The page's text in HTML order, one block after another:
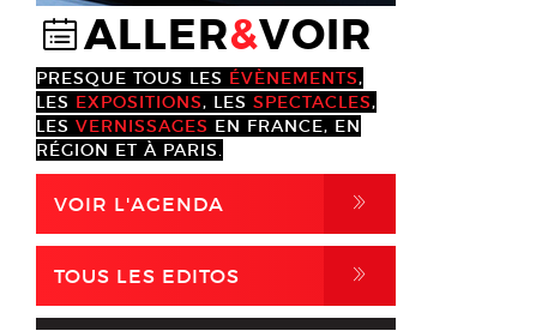
@ALLER&VOIR
PRESQUE TOUS LES ÉVÈNEMENTS,
LES EXPOSITIONS, LES SPECTACLES,
LES VERNISSAGES EN FRANCE, EN
RÉGION ET À PARIS.
VOIR L'AGENDA ,
TOUS LES EDITOS ,